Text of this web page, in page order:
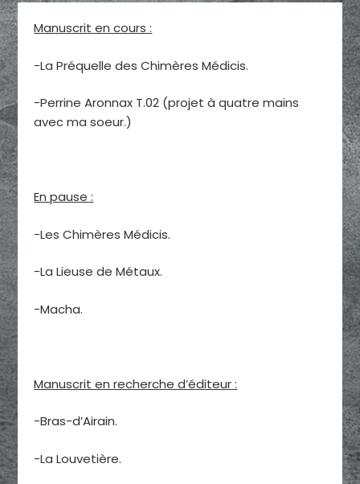
Manuscrit en cours :
-La Préquelle des Chimères Médicis.
-Perrine Aronnax T.02 (projet à quatre mains
avec ma soeur.)
En pause :
-Les Chimères Médicis.
-La Lieuse de Métaux.
-Macha.
Manuscrit en recherche d’éditeur :
-Bras-d’Airain.
-La Louvetière.